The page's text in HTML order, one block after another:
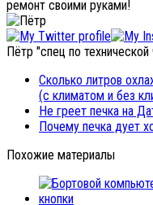
ремонт своими руками!
Пётр "спец по технической
Сколько литров
(с климатом и без
Не греет печка на
Почему печка дует
Похожие материалы